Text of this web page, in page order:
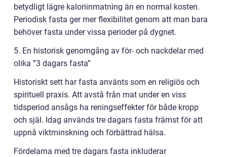
betydligt lägre kaloriinmatning än en normal kosten.
Periodisk fasta ger mer flexibilitet genom att man bara
behöver fasta under vissa perioder på dygnet.
5. En historisk genomgång av för- och nackdelar med
olika ”3 dagars fasta”
Historiskt sett har fasta använts som en religiös och
spirituell praxis. Att avstå från mat under en viss
tidsperiod ansågs ha reningseffekter för både kropp
och själ. Idag används tre dagars fasta främst för att
uppnå viktminskning och förbättrad hälsa.
Fördelarna med tre dagars fasta inkluderar